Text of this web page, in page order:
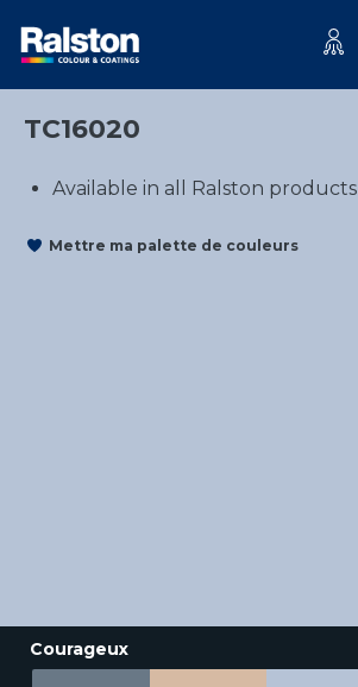
TC16020
Available in all Ralston products
Mettre ma palette de couleurs
Courageux